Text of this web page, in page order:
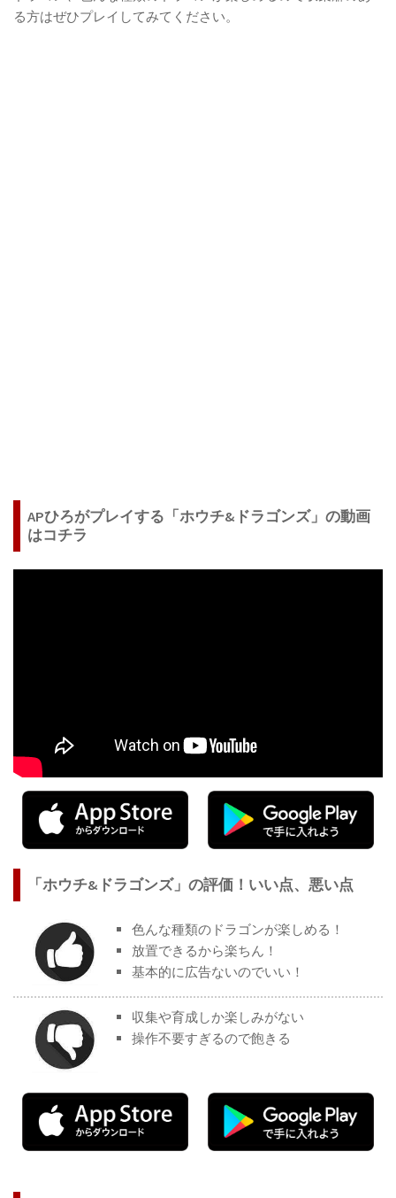
る方はぜひプレイしてみてください。
APひろがプレイする「ホウチ&ドラゴンズ」の動画
はコチラ
「ホウチ&ドラゴンズ」の評価！いい点、悪い点
色んな種類のドラゴンが楽しめる！
放置できるから楽ちん！
基本的に広告ないのでいい！
収集や育成しか楽しみがない
操作不要すぎるので飽きる